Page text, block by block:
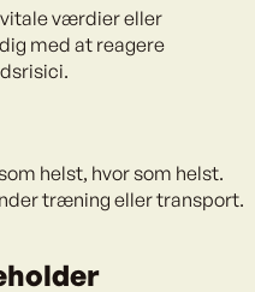
værdier eller
med at reagere
helst, hvor som helst.
træning eller transport.